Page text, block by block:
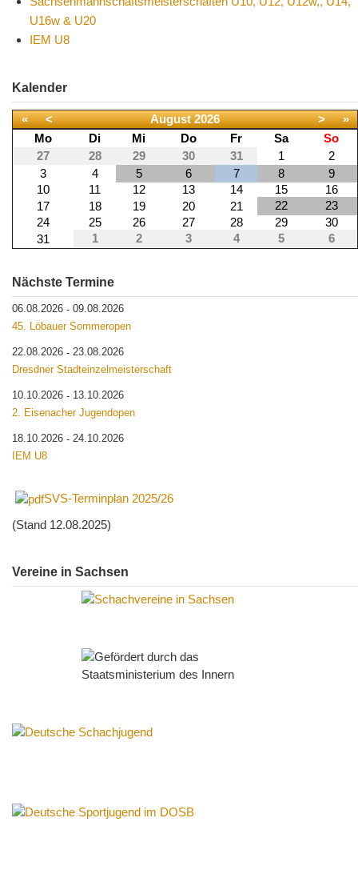
U16w & U20
IEM U8
Kalender
« < August 2026 >
»
Mo
Di Mi Do Fr Sa
So
27
28 29 30 31 1
2
3
4 5 6 7 8
9
10
11 12 13 14 15
16
17
18 19 20 21 22
23
24
25 26 27 28 29
30
31
1 2 3 4 5 6
Nächste Termine
06.08.2026 - 09.08.2026
45. Löbauer Sommeropen
22.08.2026 - 23.08.2026
Dresdner Stadteinzelmeisterschaft
10.10.2026 - 13.10.2026
2. Eisenacher Jugendopen
18.10.2026 - 24.10.2026
IEM U8
SVS-Terminplan 2025/26
(Stand 12.08.2025)
Vereine in Sachsen